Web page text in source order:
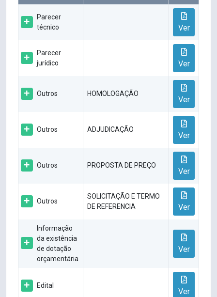
Parecer
técnico
Ver
Parecer
jurídico
Ver
Outros HOMOLOGAÇÃO
Ver
Outros ADJUDICAÇÃO
Ver
Outros PROPOSTA DE PREÇO
Ver
Outros
SOLICITAÇÃO E TERMO
DE REFERENCIA
Ver
Informação
da existência
de dotação
orçamentária
Ver
Edital
Ver